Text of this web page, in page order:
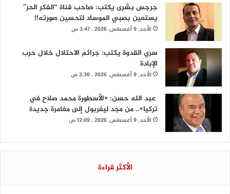
جرجس بشرى يكتب: صاحب قناة “الفكر الحر”
يستعين بصبي الموساد لتحسين صورته!!
الأحد, 9 أغسطس, 2026 , 3:47 ص
سري القدوة يكتب: جرائم الاحتلال خلال حرب
الإبادة
الأحد, 9 أغسطس, 2026 , 3:36 ص
عبد الله حسن: «الأسطورة محمد صلاح في
تركيا».. من مجد ليفربول إلى مغامرة جديدة
الأحد, 9 أغسطس, 2026 , 12:09 ص
الأكثر قراءة